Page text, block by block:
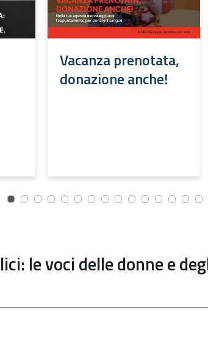
Vacanza prenotata,
donazione anche!
le voci delle donne e